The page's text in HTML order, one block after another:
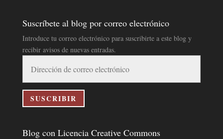
Suscríbete al blog por correo electrónico
Introduce tu correo electrónico para suscribirte a este blog y
recibir avisos de nuevas entradas.
correo
electrónico
SUSCRIBIR
Blog con Licencia Creative Commons